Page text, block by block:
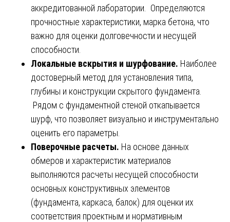
аккредитованной лаборатории. Определяются
прочностные характеристики, марка бетона, что
важно для оценки долговечности и несущей
способности.
Локальные вскрытия и шурфование. Наиболее
достоверный метод для установления типа,
глубины и конструкции скрытого фундамента.
Рядом с фундаментной стеной откапывается
шурф, что позволяет визуально и инструментально
оценить его параметры.
Поверочные расчеты. На основе данных
обмеров и характеристик материалов
выполняются расчеты несущей способности
основных конструктивных элементов
(фундамента, каркаса, балок) для оценки их
соответствия проектным и нормативным